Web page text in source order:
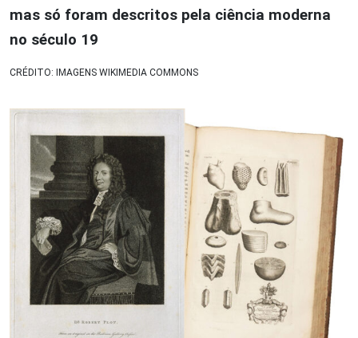
mas só foram descritos pela ciência moderna
no século 19
CRÉDITO: IMAGENS WIKIMEDIA COMMONS